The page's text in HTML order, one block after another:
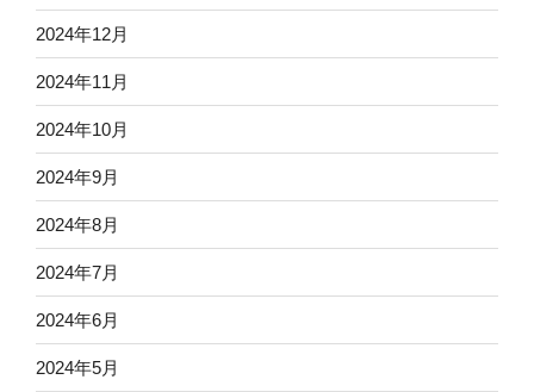
2024年12月
2024年11月
2024年10月
2024年9月
2024年8月
2024年7月
2024年6月
2024年5月